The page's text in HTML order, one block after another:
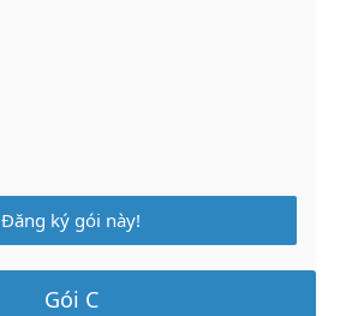
Đăng ký gói này!
Gói C